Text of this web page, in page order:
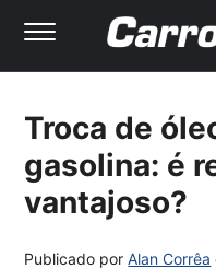
Troca de
gasolina: é
vantajoso?
Publicado porAlan Corrêa